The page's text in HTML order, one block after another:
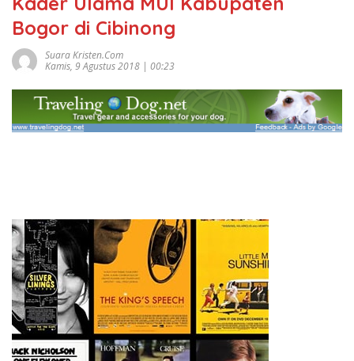
Bogor di Cibinong
Suara Kristen.com
Kamis, 9 Agustus 2018 | 00:23